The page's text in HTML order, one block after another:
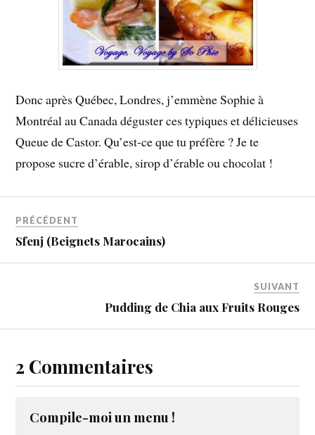
Donc après Québec, Londres, j’emmène Sophie à
Montréal au Canada déguster ces typiques et délicieuses
Queue de Castor. Qu’est-ce que tu préfère ? Je te
propose sucre d’érable, sirop d’érable ou chocolat !
PRÉCÉDENT
Sfenj (Beignets Marocains)
SUIVANT
Pudding de Chia aux Fruits Rouges
2 Commentaires
Compile-moi un menu !